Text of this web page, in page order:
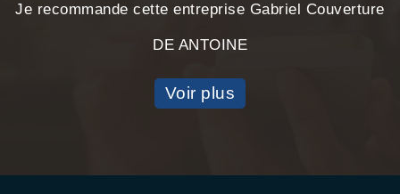
Je recommande cette entreprise Gabriel Couverture
DE ANTOINE
Voir plus